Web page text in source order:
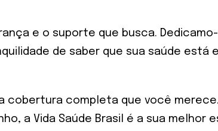
e o suporte que busca.
de saber que sua saúde
cobertura completa que você
a Vida Saúde Brasil é a sua